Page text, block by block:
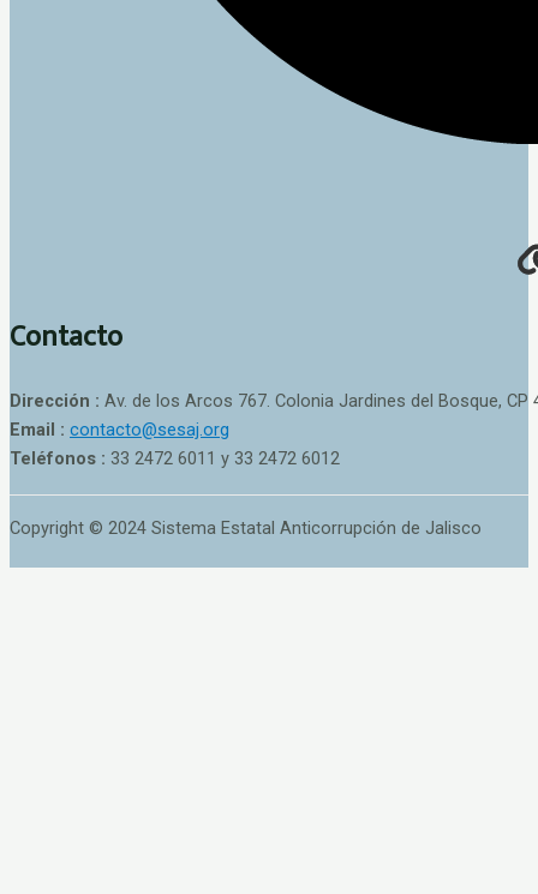
Contacto
Dirección : Av. de los Arcos 767. Colonia Jardines del Bosque, CP
Email : contacto@sesaj.org
Teléfonos : 33 2472 6011 y 33 2472 6012
Copyright © 2024 Sistema Estatal Anticorrupción de Jalisco